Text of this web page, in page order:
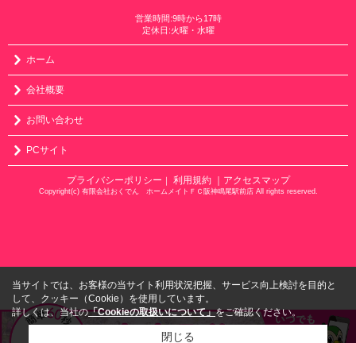
営業時間:9時から17時
定休日:火曜・水曜
ホーム
会社概要
お問い合わせ
PCサイト
プライバシーポリシー ｜ 利用規約 ｜アクセスマップ
Copyright(c) 有限会社おくでん ホームメイトＦＣ阪神鳴尾駅前店 All rights reserved.
当サイトでは、お客様の当サイト利用状況把握、サービス向上検討を目的と
して、クッキー（Cookie）を使用しています。
詳しくは、当社の「Cookieの取扱いについて」をご確認ください。
閉じる